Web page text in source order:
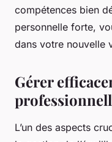
compétences bien
personnelle forte,
dans votre nouvelle
Gérer
L’un des aspects